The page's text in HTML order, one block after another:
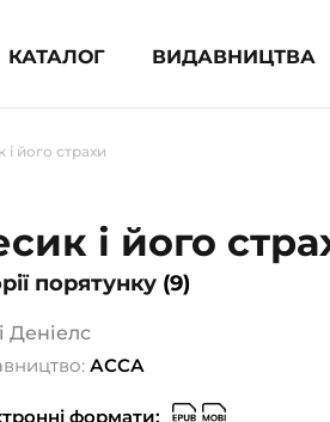
КАТАЛОГ ВИДАВНИЦТВА
(1015)
і його страхи
і його
порятунку (9)
Деніелс
АССА
формати: